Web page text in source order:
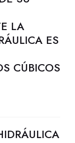
LA
ES
CÚBICOS